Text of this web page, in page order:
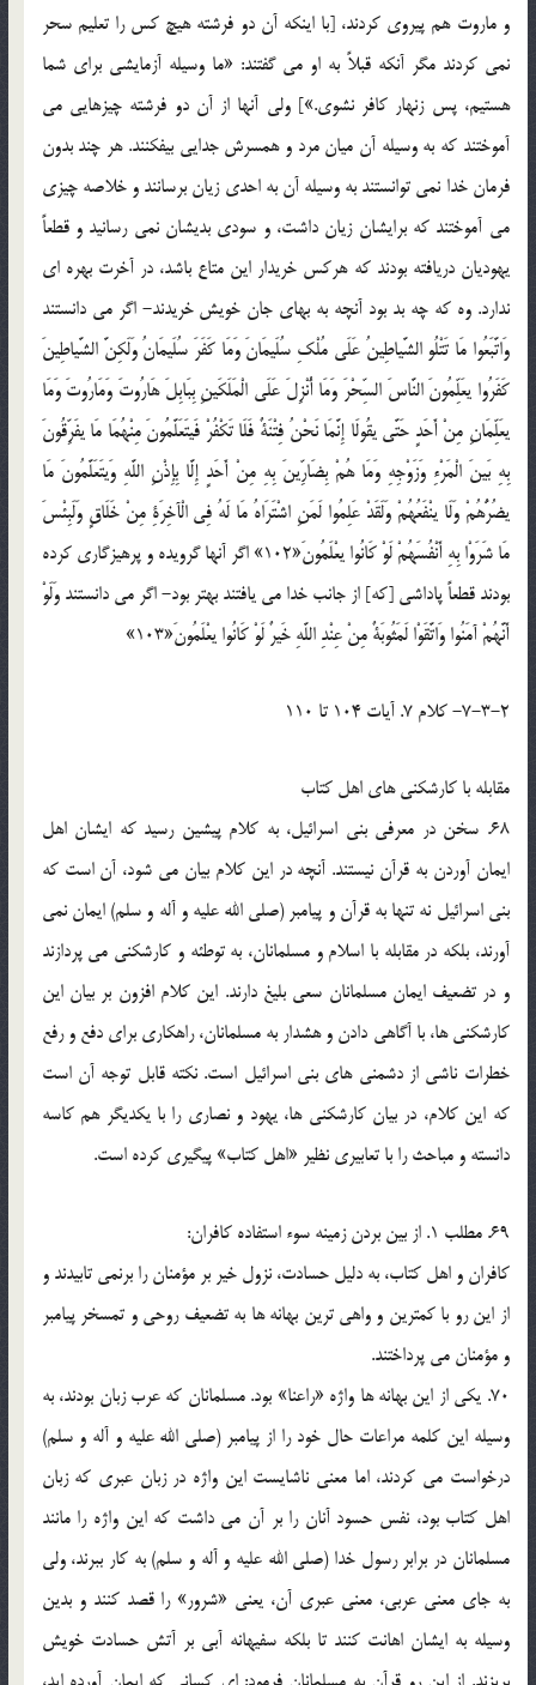
و ماروت هم پيروي کردند، [با اينکه آن دو فرشته هيچ کس را تعليم سحر
نمي کردند مگر آنکه قبلاً به او مي گفتند: «ما وسيله آزمايشي براي شما
هستيم، پس زنهار کافر نشوي.»] ولي آنها از آن دو فرشته چيزهايي مي
آموختند که به وسيله آن ميان مرد و همسرش جدايي بيفکنند. هر چند بدون
فرمان خدا نمي توانستند به وسيله آن به احدي زيان برسانند و خلاصه چيزي
مي آموختند که برايشان زيان داشت، و سودي بديشان نمي رسانيد و قطعاً
يهوديان دريافته بودند که هرکس خريدار اين متاع باشد، در آخرت بهره اي
ندارد. وه که چه بد بود آنچه به بهاي جان خويش خريدند- اگر مي دانستند
وَاتَّبَعُوا مَا تَتْلُو الشَّياطِينُ عَلَى مُلْكِ سُلَيمَانَ وَمَا كَفَرَ سُلَيمَانُ وَلَكِنَّ الشَّياطِينَ
كَفَرُوا يعَلِّمُونَ النَّاسَ السِّحْرَ وَمَا أُنْزِلَ عَلَى الْمَلَكَينِ بِبَابِلَ هَارُوتَ وَمَارُوتَ وَمَا
يعَلِّمَانِ مِنْ أَحَدٍ حَتَّى يقُولَا إِنَّمَا نَحْنُ فِتْنَةٌ فَلَا تَكْفُرْ فَيتَعَلَّمُونَ مِنْهُمَا مَا يفَرِّقُونَ
بِهِ بَينَ الْمَرْءِ وَزَوْجِهِ وَمَا هُمْ بِضَارِّينَ بِهِ مِنْ أَحَدٍ إِلَّا بِإِذْنِ اللَّهِ وَيتَعَلَّمُونَ مَا
يضُرُّهُمْ وَلَا ينْفَعُهُمْ وَلَقَدْ عَلِمُوا لَمَنِ اشْتَرَاهُ مَا لَهُ فِي الْآخِرَةِ مِنْ خَلَاقٍ وَلَبِئْسَ
مَا شَرَوْا بِهِ أَنْفُسَهُمْ لَوْ كَانُوا يعْلَمُونَ«102» اگر آنها گرويده و پرهيزگاري کرده
بودند قطعاً پاداشي [که] از جانب خدا مي يافتند بهتر بود- اگر مي دانستند وَلَوْ
أَنَّهُمْ آمَنُوا وَاتَّقَوْا لَمَثُوبَةٌ مِنْ عِنْدِ اللَّهِ خَيرٌ لَوْ كَانُوا يعْلَمُونَ«103»
7-3-2- کلام 7. آيات 104 تا 110
مقابله با کارشکني هاي اهل کتاب
68. سخن در معرفي بني اسرائيل، به کلام پيشين رسيد که ايشان اهل
ايمان آوردن به قرآن نيستند. آنچه در اين کلام بيان مي شود، آن است که
بني اسرائيل نه تنها به قرآن و پيامبر (صلي الله عليه و آله و سلم) ايمان نمي
آورند، بلکه در مقابله با اسلام و مسلمانان، به توطئه و کارشکني مي پردازند
و در تضعيف ايمان مسلمانان سعي بليغ دارند. اين کلام افزون بر بيان اين
کارشکني ها، با آگاهي دادن و هشدار به مسلمانان، راهکاري براي دفع و رفع
خطرات ناشي از دشمني هاي بني اسرائيل است. نکته قابل توجه آن است
که اين کلام، در بيان کارشکني ها، يهود و نصاري را با يکديگر هم کاسه
دانسته و مباحث را با تعابيري نظير «اهل کتاب» پيگيري کرده است.
69. مطلب 1. از بين بردن زمينه سوء استفاده کافران:
کافران و اهل کتاب، به دليل حسادت، نزول خير بر مؤمنان را برنمي تابيدند و
از اين رو با کمترين و واهي ترين بهانه ها به تضعيف روحي و تمسخر پيامبر
و مؤمنان مي پرداختند.
70. يکي از اين بهانه ها واژه «راعنا» بود. مسلمانان که عرب زبان بودند، به
وسيله اين کلمه مراعات حال خود را از پيامبر (صلي الله عليه و آله و سلم)
درخواست مي کردند، اما معني ناشايست اين واژه در زبان عبري که زبان
اهل کتاب بود، نفس حسود آنان را بر آن مي داشت که اين واژه را مانند
مسلمانان در برابر رسول خدا (صلي الله عليه و آله و سلم) به کار ببرند، ولي
به جاي معني عربي، معني عبري آن، يعني «شرور» را قصد کنند و بدين
وسيله به ايشان اهانت کنند تا بلکه سفيهانه آبي بر آتش حسادت خويش